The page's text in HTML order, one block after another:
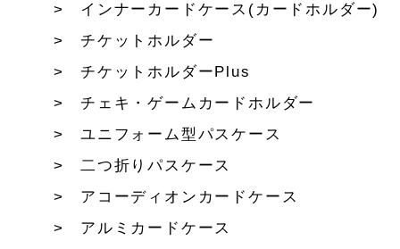
インナーカードケース(カードホルダー)
チケットホルダー
チケットホルダーPlus
チェキ・ゲームカードホルダー
ユニフォーム型パスケース
二つ折りパスケース
アコーディオンカードケース
アルミカードケース